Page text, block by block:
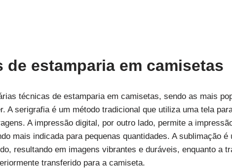
de estamparia em camisetas
técnicas de estamparia em camisetas, sendo as mais
A serigrafia é um método tradicional que utiliza uma tela
A impressão digital, por outro lado, permite a
mais indicada para pequenas quantidades. A sublimação
resultando em imagens vibrantes e duráveis, enquanto a
transferido para a camiseta.